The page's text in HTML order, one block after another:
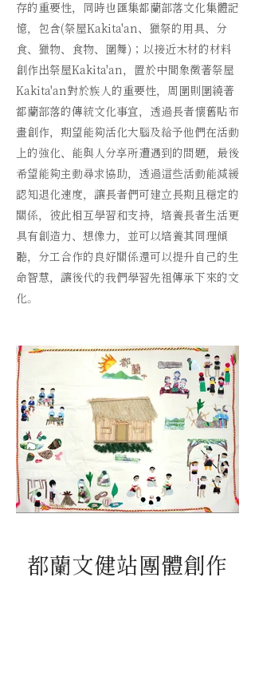
存的重要性，同時也匯集都蘭部落文化集體記
憶，包含(祭屋Kakita'an、獵祭的用具、分
食、獵物、食物、圍舞)；以接近木材的材料
創作出祭屋Kakita'an，置於中間象徵著祭屋
Kakita'an對於族人的重要性，周圍則圍繞著
都蘭部落的傳統文化事宜，透過長者懷舊貼布
畫創作，期望能夠活化大腦及給予他們在活動
上的強化、能與人分享所遭遇到的問題，最後
希望能夠主動尋求協助，透過這些活動能減緩
認知退化速度，讓長者們可建立長期且穩定的
關係，彼此相互學習和支持，培養長者生活更
具有創造力、想像力，並可以培養其同理傾
聽，分工合作的良好關係還可以提升自己的生
命智慧，讓後代的我們學習先祖傳承下來的文
化。
都蘭文健站團體創作